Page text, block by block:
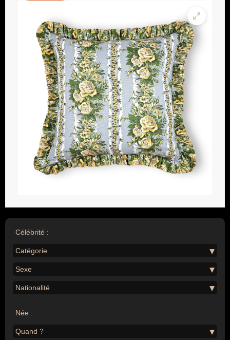
Célébrité :
Catégorie
Sexe
Nationalité
Née :
Quand ?